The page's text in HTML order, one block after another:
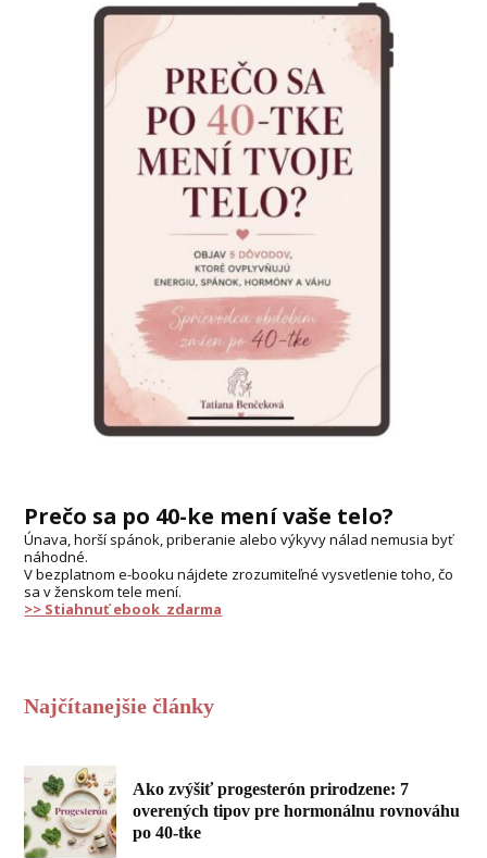
Prečo sa po 40-ke mení vaše telo?
Únava, horší spánok, priberanie alebo výkyvy nálad nemusia byť
náhodné.
V bezplatnom e-booku nájdete zrozumiteľné vysvetlenie toho, čo
sa v ženskom tele mení.
>> Stiahnuť ebook zdarma
Najčítanejšie články
Ako zvýšiť progesterón prirodzene: 7
overených tipov pre hormonálnu rovnováhu
po 40-tke